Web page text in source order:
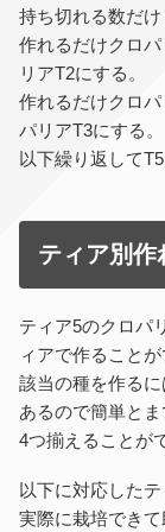
持ち切れる数だけ
作れるだけクロ
リアT2にする。
作れるだけクロ
パリアT3にする。
以下繰り返して
ティア別作
ティア5のクロパ
ィアで作ること
該当の種を作る
あるので簡単と
4つ揃えることが
以下に対応した
実際に栽培でき